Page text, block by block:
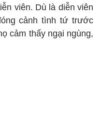
viên. Dù là diễn viên
cảnh tình tứ trước
cảm thấy ngại ngùng,